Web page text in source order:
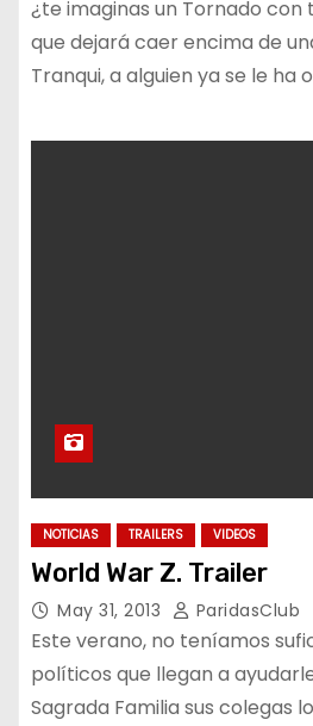
¿te imaginas un Tornado
que dejará caer encima de
Tranqui, a alguien ya se le ha
NOTICIAS TRAILERS VIDEOS
World War Z. Trailer
May 31, 2013 ParidasClub
Este verano, no teníamos
políticos que llegan a
Sagrada Familia sus colegas